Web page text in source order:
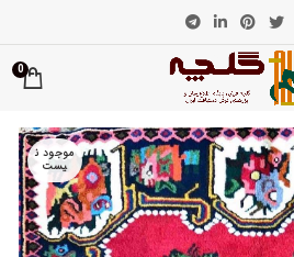
0
موجود ن
یست